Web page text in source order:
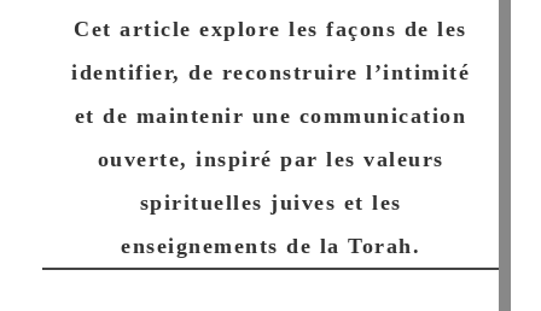
Cet article explore les façons de les
identifier, de reconstruire l’intimité
et de maintenir une communication
ouverte, inspiré par les valeurs
spirituelles juives et les
enseignements de la Torah.